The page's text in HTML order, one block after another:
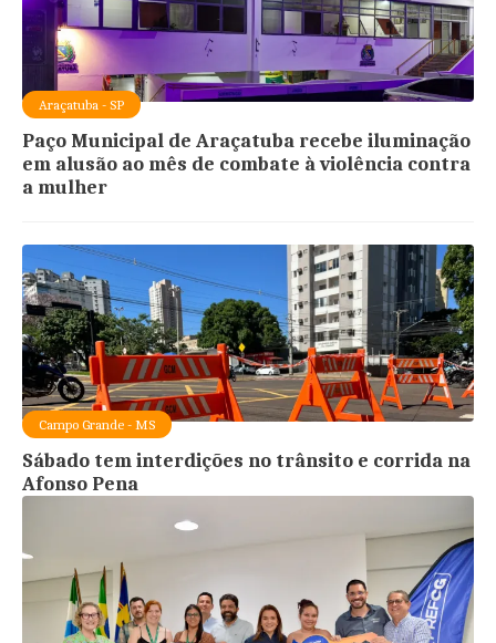
Araçatuba - SP
Paço Municipal de Araçatuba recebe iluminação
em alusão ao mês de combate à violência contra
a mulher
Campo Grande - MS
Sábado tem interdições no trânsito e corrida na
Afonso Pena